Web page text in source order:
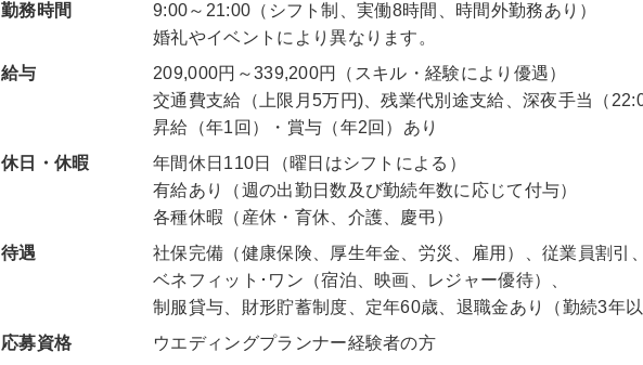
勤務時間
9:00～21:00（シフト制、実働8時間、時間外勤務あり）
婚礼やイベントにより異なります。
給与
209,000円～339,200円（スキル・経験により優遇）
交通費支給（上限月5万円)、残業代別途支給、深夜手当（
昇給（年1回）・賞与（年2回）あり
休日・休暇
年間休日110日（曜日はシフトによる）
有給あり（週の出勤日数及び勤続年数に応じて付与）
各種休暇（産休・育休、介護、慶弔）
待遇
社保完備（健康保険、厚生年金、労災、雇用）、従業員割引、
ベネフィット･ワン（宿泊、映画、レジャー優待）、
制服貸与、財形貯蓄制度、定年60歳、退職金あり（勤続3年以
応募資格
ウエディングプランナー経験者の方